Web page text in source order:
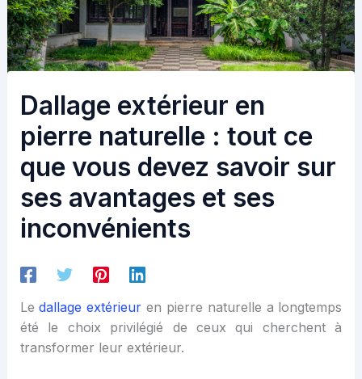
Dallage extérieur en
pierre naturelle : tout ce
que vous devez savoir sur
ses avantages et ses
inconvénients
Ledallage extérieur en pierre naturelle a longtemps
été le choix privilégié de ceux qui cherchent à
transformer leur extérieur.